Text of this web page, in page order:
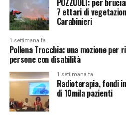
POZZUOLI: per
7 ettari di
Carabinieri
1 settimana fa
Pollena Trocchia: una mozione per
persone con disabilità
1 settimana fa
Radioterapia, fondi
di 10mila pazienti